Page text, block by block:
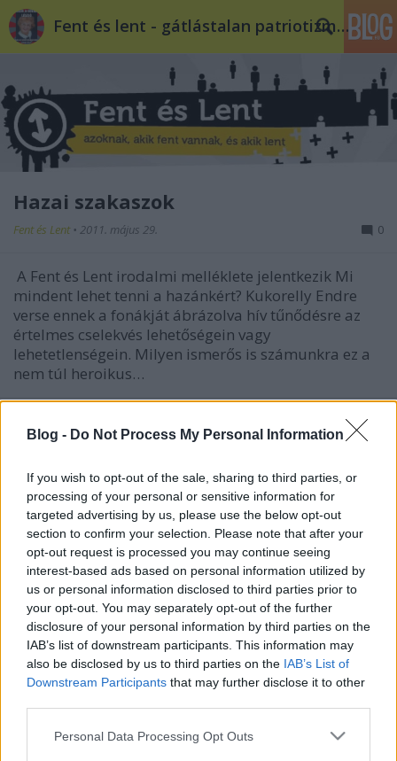
Blog - Do Not Process My Personal Information
If you wish to opt-out of the sale, sharing to third parties, or
processing of your personal or sensitive information for
targeted advertising by us, please use the below opt-out
section to confirm your selection. Please note that after your
opt-out request is processed you may continue seeing
interest-based ads based on personal information utilized by
us or personal information disclosed to third parties prior to
your opt-out. You may separately opt-out of the further
disclosure of your personal information by third parties on the
IAB’s list of downstream participants. This information may
also be disclosed by us to third parties on the IAB’s List of
Downstream Participants that may further disclose it to other
Please note that this website/app uses one or more Google
Personal Data Processing Opt Outs
Fent és lent - gátlástalan patriotizmus
Hazai szakaszok
Fent és Lent • 2011. május 29. 0
A Fent és Lent irodalmi melléklete jelentkezik Mi
mindent lehet tenni a hazánkért? Kukorelly Endre
verse ennek a fonákját ábrázolva hív tűnődésre az
értelmes cselekvés lehetőségein vagy
lehetetlenségein. Milyen ismerős is számunkra ez a
nem túl heroikus…
Az álbaloldal bukása
Gyurcsány, Mesterházy, Puch, és a modern, európai
értelemben vett rötyi Az MSZP nem a baloldal. Az
MSZP utolsó esélye a megújulásra viszont valóban a
baloldal esélye – csak másképp. A baloldal igazi
esélye az, ha az MSZP végre végleg eltűnik a színről.
A felsőoktatás a szociális prés
lapulevel• 2011. május 26.
felsőoktatási törvénytervezet tervezetének a